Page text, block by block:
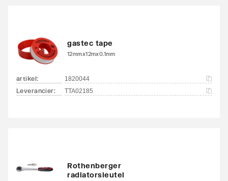
gastec tape
12mmx12mx0.1mm
artikel: 1820044
Leverancier: TTA02185
Rothenberger
radiatorsleutel